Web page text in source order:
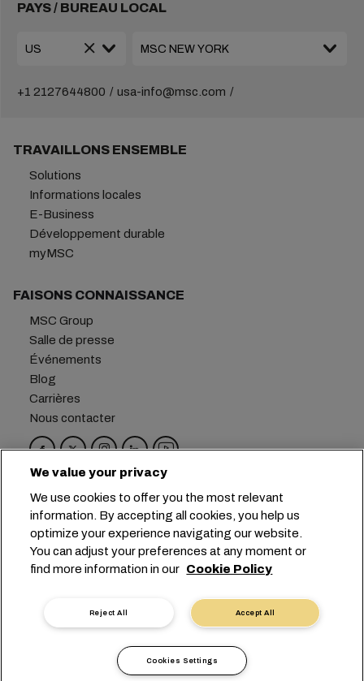
PAYS / BUREAU LOCAL
+1 2127644800 usa-info@msc.com
TRAVAILLONS ENSEMBLE
Solutions
Informations locales
E-Business
Développement durable
myMSC
FAISONS CONNAISSANCE
MSC Group
Salle de presse
Événements
Blog
Carrières
Nous contacter
Siège social : +41 227038888
info@msc.com
Chemin Rieu 12, 1208 Geneva
Switzerland
Paramètres des cookies
Confidentialité des données
Conditions d’utilisation
Conditions générales du transporteur
Engagements de l’UE
Code de Conduite
Certifications
Speak-Up Line
We value your privacy
We use cookies to offer you the most relevant
information. By accepting all cookies, you help us
optimize your experience navigating our website.
You can adjust your preferences at any moment or
find more information in our Cookie Policy
Accept All
Reject All
Cookies Settings